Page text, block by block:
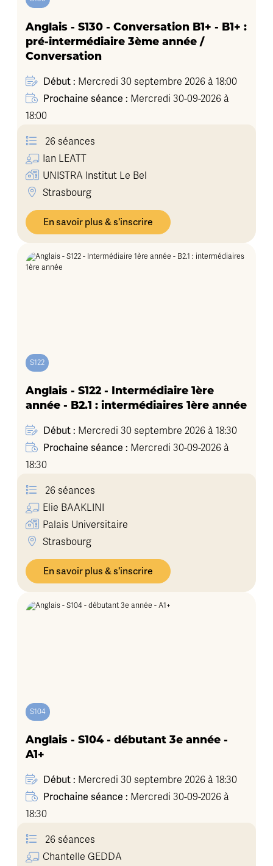
Anglais - S130 - Conversation B1+ - B1+ :
pré-intermédiaire 3ème année /
Conversation
Début : Mercredi 30 septembre 2026 à 18:00
Prochaine séance : Mercredi 30-09-2026 à
18:00
26 séances
Ian LEATT
UNISTRA Institut Le Bel
Strasbourg
En savoir plus & s'inscrire
S122
Anglais - S122 - Intermédiaire 1ère
année - B2.1 : intermédiaires 1ère année
Début : Mercredi 30 septembre 2026 à 18:30
Prochaine séance : Mercredi 30-09-2026 à
18:30
26 séances
Elie BAAKLINI
Palais Universitaire
Strasbourg
En savoir plus & s'inscrire
S104
Anglais - S104 - débutant 3e année -
A1+
Début : Mercredi 30 septembre 2026 à 18:30
Prochaine séance : Mercredi 30-09-2026 à
18:30
26 séances
Chantelle GEDDA